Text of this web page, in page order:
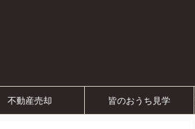
不動産売却 皆のおうち見学